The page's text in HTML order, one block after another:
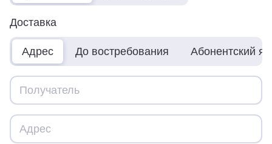
Доставка
Адрес До востребования Абонентский